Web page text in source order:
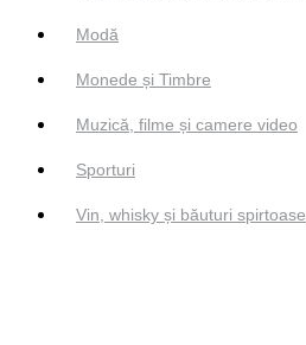
Modă
Monede și Timbre
Muzică, filme și camere video
Sporturi
Vin, whisky și băuturi spirtoase